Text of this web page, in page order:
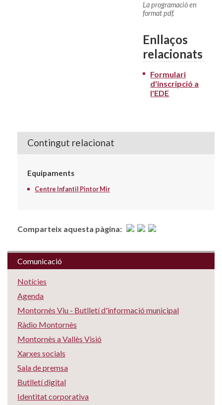
La programació en
format pdf.
Enllaços
relacionats
Formulari
d'inscripció a
l'EDE
Contingut relacionat
Equipaments
Centre Infantil Pintor Mir
Comparteix aquesta pàgina:
Comunicació
Notícies
Agenda
Montornès Viu - Butlletí d'informació municipal
Ràdio Montornès
Montornès a Vallès Visió
Xarxes socials
Sala de premsa
Butlletí digital
Identitat corporativa